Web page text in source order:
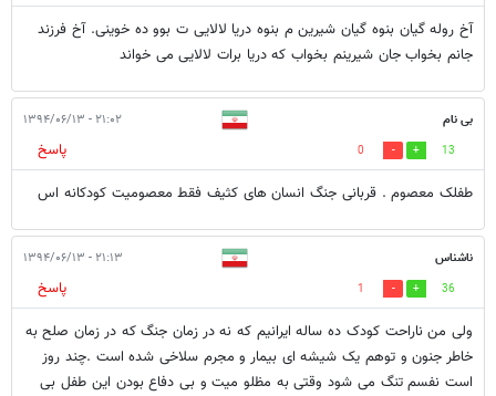
آخ روله گیان بنوه گیان شیرین م بنوه دریا لالایی ت بوو ده خوینی. آخ فرزند
جانم بخواب جان شیرینم بخواب که دریا برات لالایی می خواند
بی نام ۲۱:۰۲ - ۱۳۹۴/۰۶/۱۳
13
0
پاسخ
طفلک معصوم . قربانی جنگ انسان های کثیف فقط معصومیت کودکانه اس
ناشناس ۲۱:۱۳ - ۱۳۹۴/۰۶/۱۳
36
1
پاسخ
ولی من ناراحت کودک ده ساله ایرانیم که نه در زمان جنگ که در زمان صلح به
خاطر جنون و توهم یک شیشه ای بیمار و مجرم سلاخی شده است .چند روز
است نفسم تنگ می شود وقتی به مظلو میت و بی دفاع بودن این طفل بی